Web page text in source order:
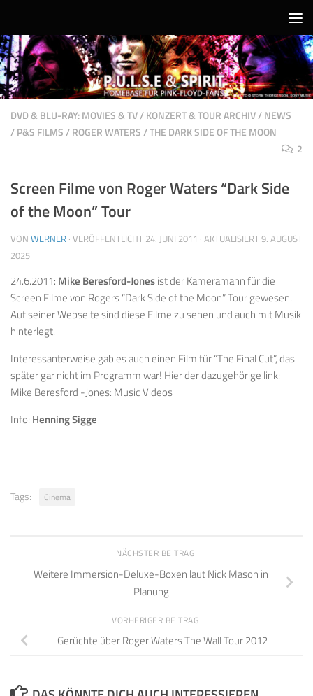
DVD & BLU-RAY: MOVIES & TV/KONZERT & TOUR ARCHIV/NEWS
/P&S FILMS/ROGER WATERS/THE DARK SIDE OF THE MOON
2
Screen Filme von Roger Waters “Dark Side
of the Moon” Tour
VON WERNER · VERÖFFENTLICHT 24. JUNI 2011 · AKTUALISIERT9. AUGUST
2025
24.6.2011: Mike Beresford-Jonesist der Kameramann für die
Screen Filme von Rogers “Dark Side of the Moon” Tour gewesen.
Auf seiner Webseite sind diese Filme zu sehen und auch mit Musik
hinterlegt.
Interessanterweise gab es auch einen Film für “The Final Cut”, das
später gar nicht im Programm war! Hier der dazugehörige link:
Mike Beresford -Jones: Music Videos
Info: Henning Sigge
Tags: Cinema
NÄCHSTER BEITRAG
Weitere Immersion-Deluxe-Boxen laut Nick Mason in
Planung
VORHERIGER BEITRAG
Gerüchte über Roger Waters The Wall Tour 2012